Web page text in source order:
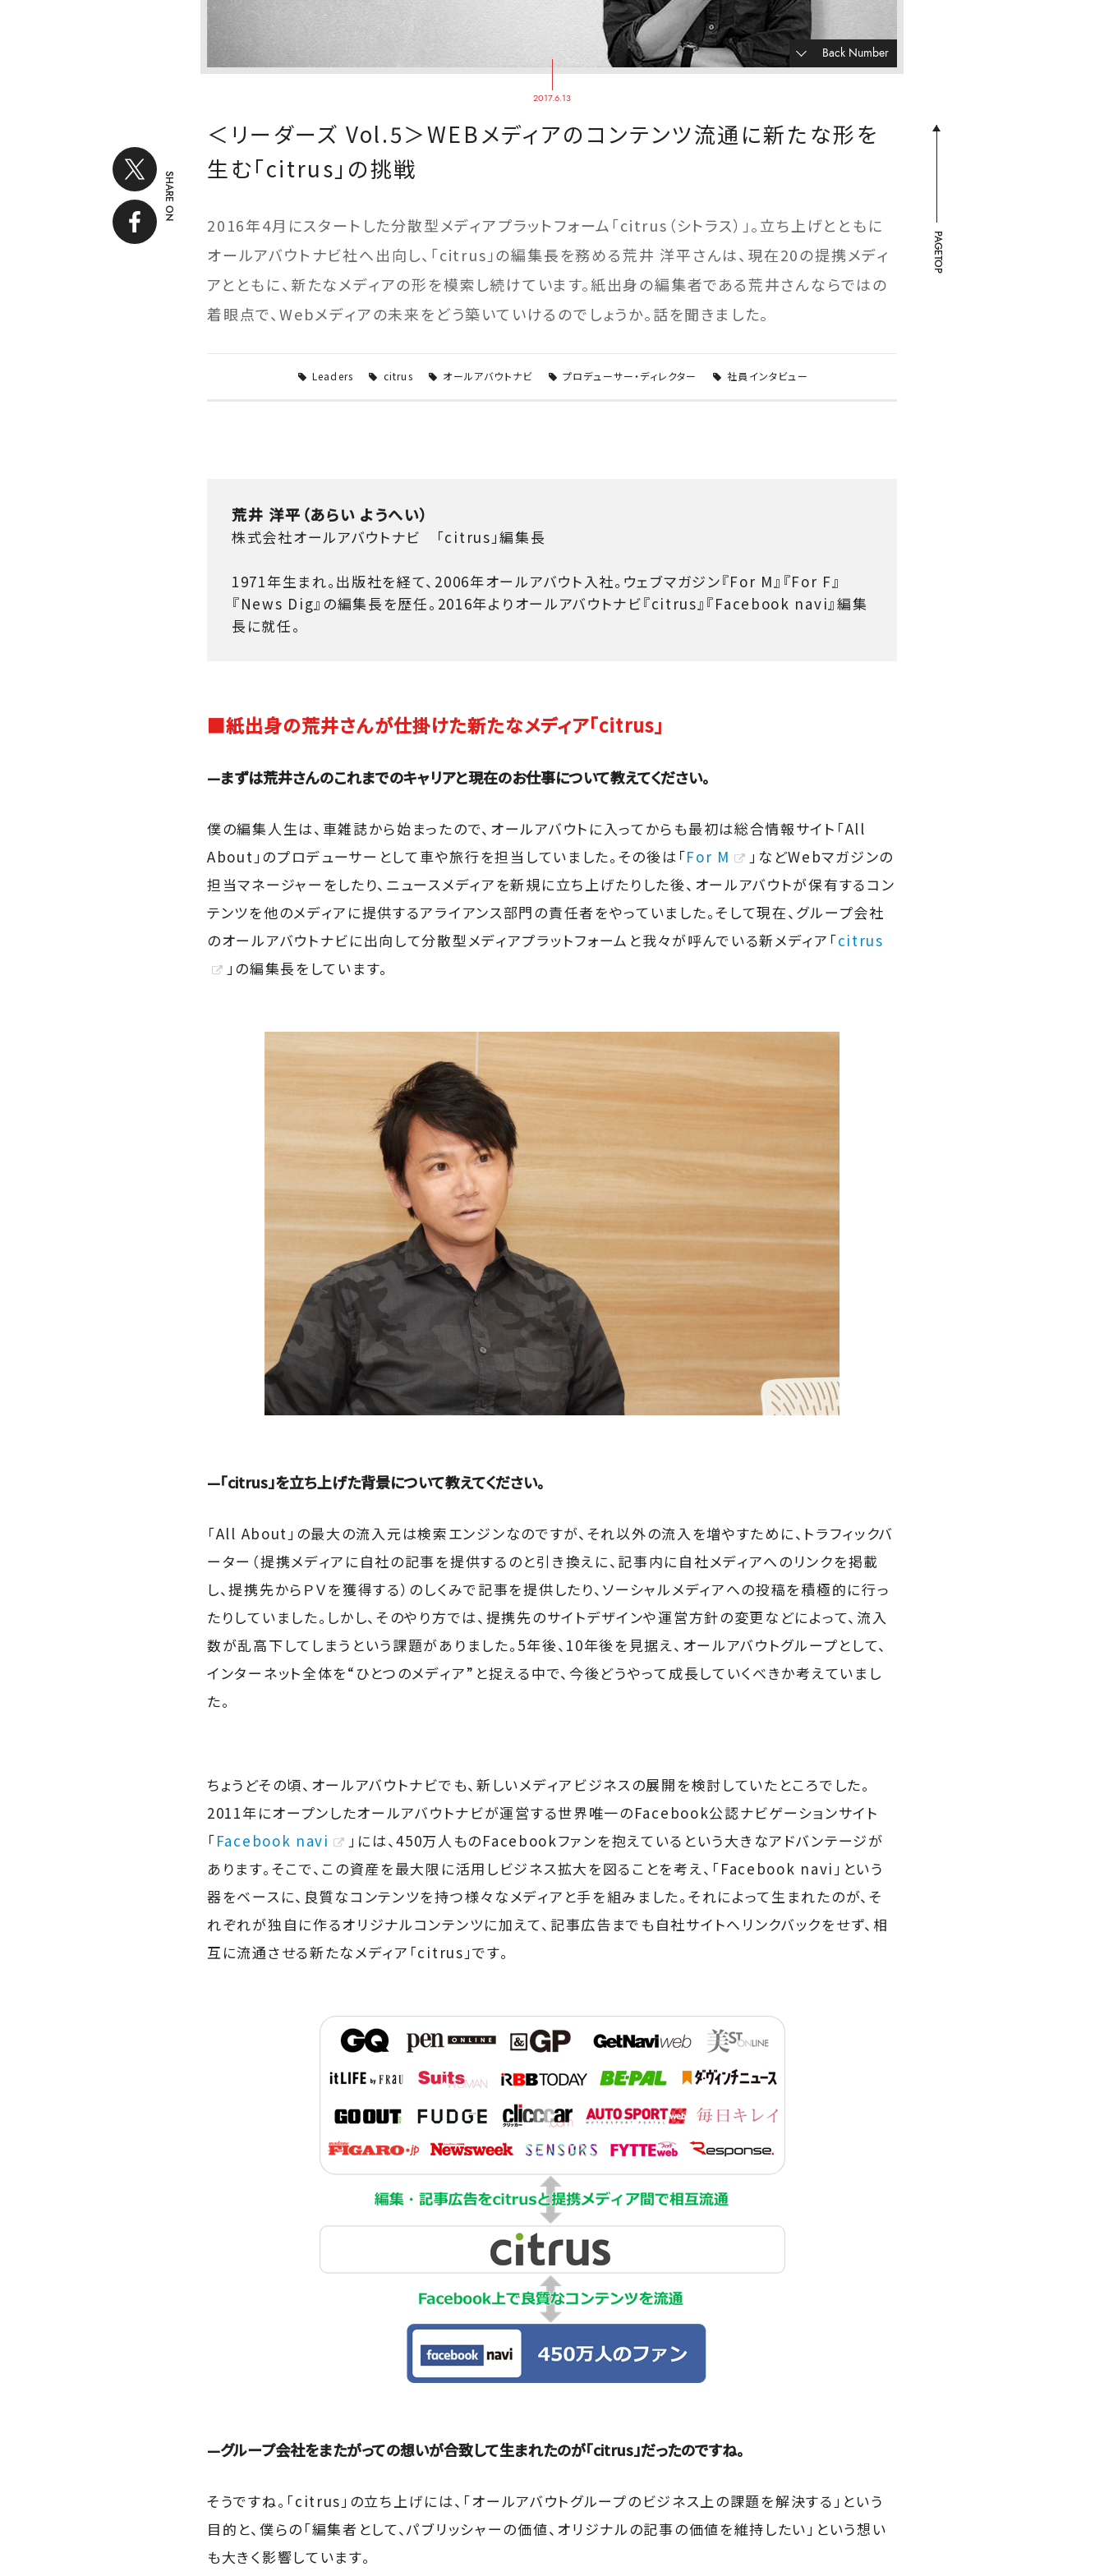
Back Number
2017.6.13
SHARE ON
＜リーダーズ Vol.5＞WEBメディアのコンテンツ流通に新たな形を
生む「citrus」の挑戦
2016年4月にスタートした分散型メディアプラットフォーム「citrus（シトラス）」。立ち上げとともに
オールアバウトナビ社へ出向し、「citrus」の編集長を務める荒井 洋平さんは、現在20の提携メディ
アとともに、新たなメディアの形を模索し続けています。紙出身の編集者である荒井さんならではの
着眼点で、Webメディアの未来をどう築いていけるのでしょうか。話を聞きました。
Leaders citrus オールアバウトナビ プロデューサー・ディレクター 社員インタビュー
荒井 洋平（あらい ようへい）
株式会社オールアバウトナビ 「citrus」編集長
1971年生まれ。出版社を経て、2006年オールアバウト入社。ウェブマガジン『For M』『For F』
『News Dig』の編集長を歴任。2016年よりオールアバウトナビ『citrus』『Facebook navi』編集
長に就任。
■紙出身の荒井さんが仕掛けた新たなメディア「citrus」
—まずは荒井さんのこれまでのキャリアと現在のお仕事について教えてください。
僕の編集人生は、車雑誌から始まったので、オールアバウトに入ってからも最初は総合情報サイト「All
About」のプロデューサーとして車や旅行を担当していました。その後は「For M
」などWebマガジンの
担当マネージャーをしたり、ニュースメディアを新規に立ち上げたりした後、オールアバウトが保有するコン
テンツを他のメディアに提供するアライアンス部門の責任者をやっていました。そして現在、グループ会社
のオールアバウトナビに出向して分散型メディアプラットフォームと我々が呼んでいる新メディア「citrus
」の編集長をしています。
—「citrus」を立ち上げた背景について教えてください。
「All About」の最大の流入元は検索エンジンなのですが、それ以外の流入を増やすために、トラフィックバ
ーター（提携メディアに自社の記事を提供するのと引き換えに、記事内に自社メディアへのリンクを掲載
し、提携先からＰＶを獲得する）のしくみで記事を提供したり、ソーシャルメディアへの投稿を積極的に行っ
たりしていました。しかし、そのやり方では、提携先のサイトデザインや運営方針の変更などによって、流入
数が乱高下してしまうという課題がありました。5年後、10年後を見据え、オールアバウトグループとして、
インターネット全体を“ひとつのメディア”と捉える中で、今後どうやって成長していくべきか考えていまし
た。
ちょうどその頃、オールアバウトナビでも、新しいメディアビジネスの展開を検討していたところでした。
2011年にオープンしたオールアバウトナビが運営する世界唯一のFacebook公認ナビゲーションサイト
「Facebook navi
」には、450万人ものFacebookファンを抱えているという大きなアドバンテージが
あります。そこで、この資産を最大限に活用しビジネス拡大を図ることを考え、「Facebook navi」という
器をベースに、良質なコンテンツを持つ様々なメディアと手を組みました。それによって生まれたのが、そ
れぞれが独自に作るオリジナルコンテンツに加えて、記事広告までも自社サイトへリンクバックをせず、相
互に流通させる新たなメディア「citrus」です。
—グループ会社をまたがっての想いが合致して生まれたのが「citrus」だったのですね。
そうですね。「citrus」の立ち上げには、「オールアバウトグループのビジネス上の課題を解決する」という
目的と、僕らの「編集者として、パブリッシャーの価値、オリジナルの記事の価値を維持したい」という想い
も大きく影響しています。
PAGETOP